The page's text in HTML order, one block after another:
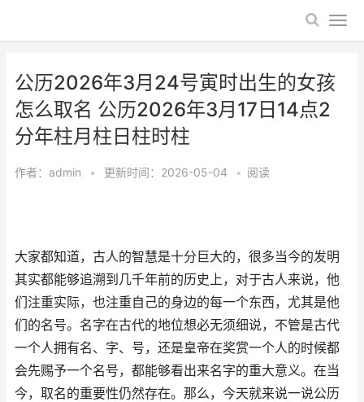
公历2026年3月24号寅时出生的女孩
怎么取名 公历2026年3月17日14点2
分年柱月柱日柱时柱
作者： admin • 更新时间：2026-05-04 • 阅读
大家都知道，古人的智慧是十分巨大的，很多当今的发明
其实都能够追溯到几千年前的历史上，对于古人来说，他
们注重实际，也注重自己的身边的每一个东西，尤其是他
们的名号。名字在古代的地位想必无须细说，不管是古代
一个人拥有名、字、号，还是皇帝在奖赏一个人的时候都
会先赐予一个名号，都能够看出来名字的重大意义。在当
今，取名的重要性仍然存在。那么，今天就来说一说公历